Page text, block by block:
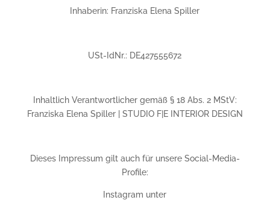
Inhaberin: Franziska Elena Spiller
USt-IdNr.: DE427555672
Inhaltlich Verantwortlicher gemäß § 18 Abs. 2 MStV:
Franziska Elena Spiller | STUDIO F|E INTERIOR DESIGN
Dieses Impressum gilt auch für unsere Social-Media-
Profile:
Instagram unter